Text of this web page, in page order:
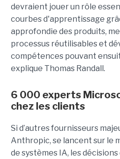
devraient jouer un rôle
courbes d'apprentissage
approfondie des produits,
processus réutilisables et
compétences pouvant
explique Thomas Randall.
6 000 experts
chez les clients
Si d’autres fournisseurs
Anthropic, se lancent sur le
de systèmes IA, les